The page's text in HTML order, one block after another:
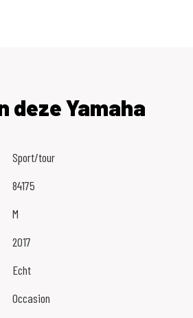
deze Yamaha
Sport/tour
84175
M
2017
Echt
Occasion